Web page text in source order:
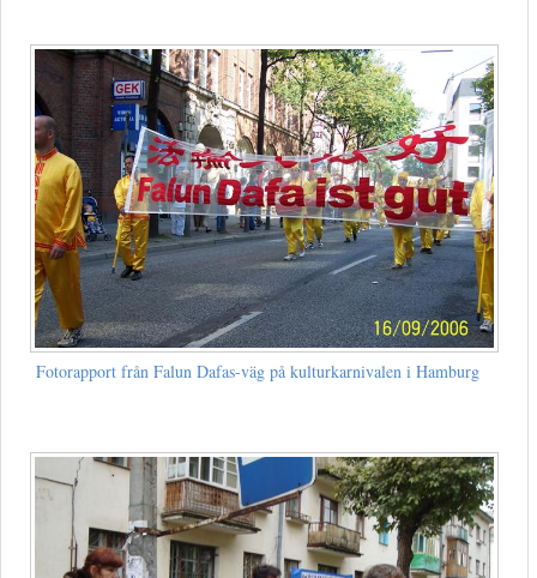
Fotorapport från Falun Dafas-väg på kulturkarnivalen i Hamburg